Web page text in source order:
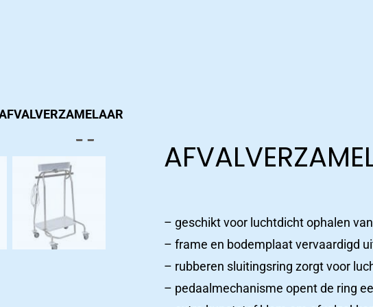
– geschikt voor luchtdicht ophalen van
– frame en bodemplaat vervaardigd
– rubberen sluitingsring zorgt voor
– pedaalmechanisme opent de ring